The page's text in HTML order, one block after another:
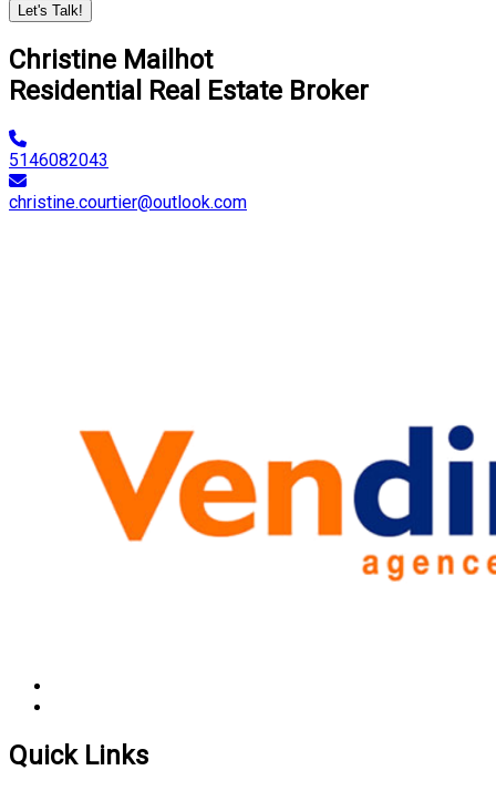
Let's Talk!
Christine Mailhot
Residential Real Estate Broker
5146082043
christine.courtier@outlook.com
Quick Links